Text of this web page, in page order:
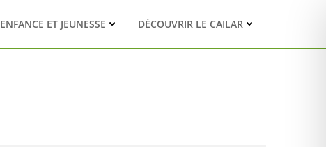
ENFANCE ET JEUNESSE DÉCOUVRIR LE CAILAR